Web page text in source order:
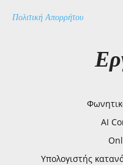
Πολιτική Απορρήτου
AI
Υπολογιστής